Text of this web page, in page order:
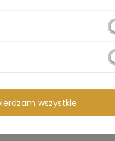
zgodnie z
jakichkolwiek
się z producentem lub
przepisami
jeśli
produktu, skontaktuj
Produkt został
na rynku UE. Certyfikaty
u producenta.
wszystkie